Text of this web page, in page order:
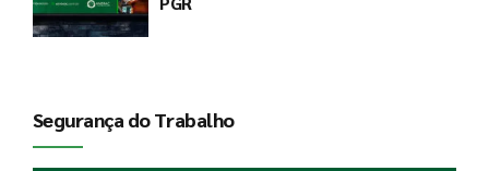
Segurança do Trabalho